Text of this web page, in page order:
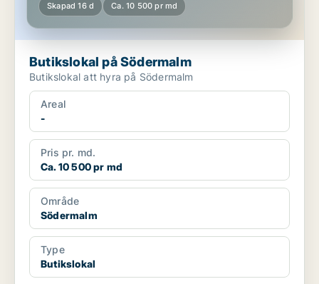
Skapad 16 d Ca. 10 500 pr md
Butikslokal på Södermalm
Butikslokal att hyra på Södermalm
Areal
-
Pris pr. md.
Ca. 10 500 pr md
Område
Södermalm
Type
Butikslokal